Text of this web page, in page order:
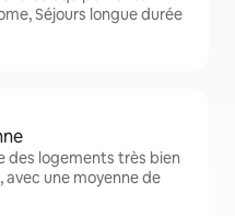
Séjours longue durée
des logements très bien
avec une moyenne de